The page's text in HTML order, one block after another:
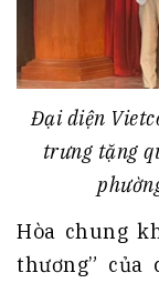
Đại diện
trưng tặng
Hòa chung
thương” của